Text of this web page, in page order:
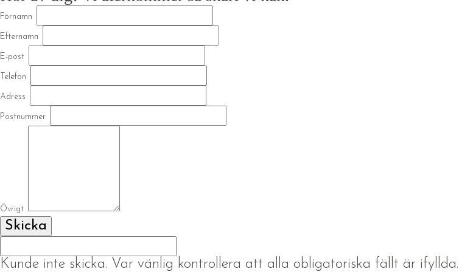
Förnamn
Efternamn
E-post
Telefon
Adress
Postnummer
Övrigt
Kunde inte skicka. Var vänlig kontrollera att alla obligatoriska fällt är ifyllda.